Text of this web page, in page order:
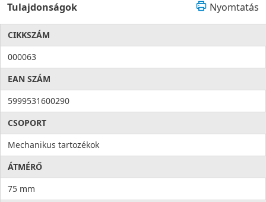
Tulajdonságok Nyomtatás
CIKKSZÁM
000063
EAN SZÁM
5999531600290
CSOPORT
Mechanikus tartozékok
ÁTMÉRŐ
75 mm